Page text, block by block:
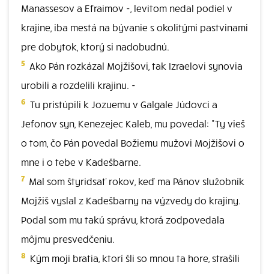
Manassesov a Efraimov -, levitom nedal podiel v
krajine, iba mestá na bývanie s okolitými pastvinami
pre dobytok, ktorý si nadobudnú.
5 Ako Pán rozkázal Mojžišovi, tak Izraelovi synovia
urobili a rozdelili krajinu. -
6 Tu pristúpili k Jozuemu v Galgale Júdovci a
Jefonov syn, Kenezejec Kaleb, mu povedal: "Ty vieš
o tom, čo Pán povedal Božiemu mužovi Mojžišovi o
mne i o tebe v Kadešbarne.
7 Mal som štyridsať rokov, keď ma Pánov služobník
Mojžiš vyslal z Kadešbarny na výzvedy do krajiny.
Podal som mu takú správu, ktorá zodpovedala
môjmu presvedčeniu.
8 Kým moji bratia, ktorí šli so mnou ta hore, strašili